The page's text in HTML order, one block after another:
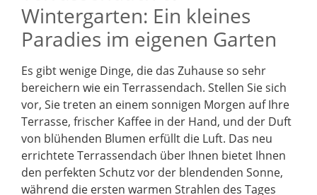
Wintergarten: Ein kleines
Paradies im eigenen Garten
Es gibt wenige Dinge, die das Zuhause so sehr
bereichern wie ein Terrassendach. Stellen Sie sich
vor, Sie treten an einem sonnigen Morgen auf Ihre
Terrasse, frischer Kaffee in der Hand, und der Duft
von blühenden Blumen erfüllt die Luft. Das neu
errichtete Terrassendach über Ihnen bietet Ihnen
den perfekten Schutz vor der blendenden Sonne,
während die ersten warmen Strahlen des Tages